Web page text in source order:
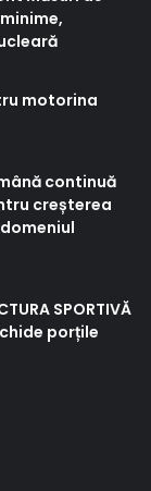
motorina
continuă
creșterea
SPORTIVĂ
porțile